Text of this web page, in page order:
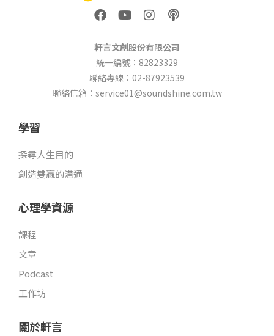
F
a
e
b
o
o
k
Y
o
t
u
b
e
I
n
t
a
g
r
a
P
o
c
a
s
t
軒言文創股份有限公司
統一編號：82823329
聯絡專線：02-87923539
聯絡信箱：service01@soundshine.com.tw
學習
探尋人生目的
創造雙贏的溝通
心理學資源
課程
文章
Podcast
工作坊
關於軒言